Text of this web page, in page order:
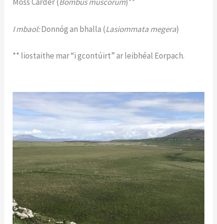
Moss Carder (Bombus muscorum)**
I mbaol:Donnóg an bhalla (Lasiommata megera)
** liostaithe mar “i gcontúirt” ar leibhéal Eorpach.